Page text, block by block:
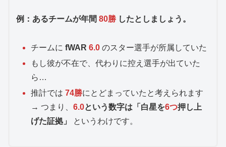
例：あるチームが年間 80勝 したとしましょう。
チームに fWAR 6.0 のスター選手が所属していた
もし彼が不在で、代わりに控え選手が出ていた
ら …
推計では 74勝にとどまっていたと考えられます
→ つまり、 6.0という数字は「白星を6つ押し上
げた証拠」
というわけです。